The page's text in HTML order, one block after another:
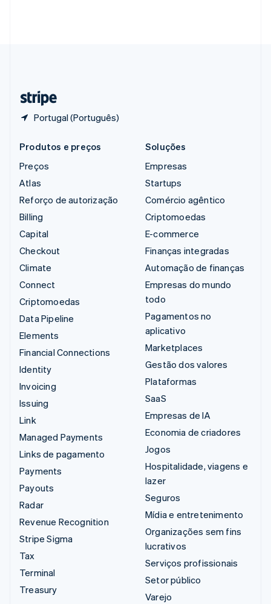
Portugal (Português)
Produtos e preços
Preços
Atlas
Reforço de autorização
Billing
Capital
Checkout
Climate
Connect
Criptomoedas
Data Pipeline
Elements
Financial Connections
Identity
Invoicing
Issuing
Link
Managed Payments
Links de pagamento
Payments
Payouts
Radar
Revenue Recognition
Stripe Sigma
Tax
Terminal
Treasury
Soluções
Empresas
Startups
Comércio agêntico
Criptomoedas
E-commerce
Finanças integradas
Automação de finanças
Empresas do mundo
todo
Pagamentos no
aplicativo
Marketplaces
Gestão dos valores
Plataformas
SaaS
Empresas de IA
Economia de criadores
Jogos
Hospitalidade, viagens e
lazer
Seguros
Mídia e entretenimento
Organizações sem fins
lucrativos
Serviços profissionais
Setor público
Varejo